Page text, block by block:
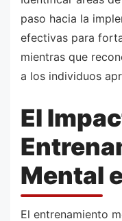
paso hacia la
efectivas para
mientras que
a los individuos
El
Mental
El entrenamiento